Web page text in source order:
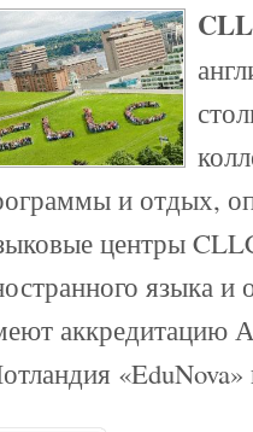
и отдых,
центры
языка
аккредитацию
«EduNova»